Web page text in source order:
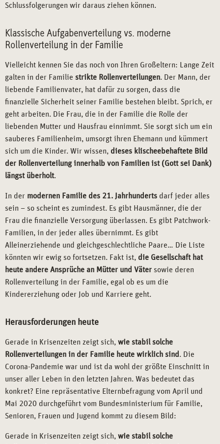
Schlussfolgerungen wir daraus ziehen können.
Klassische Aufgabenverteilung vs. moderne
Rollenverteilung in der Familie
Vielleicht kennen Sie das noch von Ihren Großeltern: Lange Zeit
galten in der Familie strikte Rollenverteilungen. Der Mann, der
liebende Familienvater, hat dafür zu sorgen, dass die
finanzielle Sicherheit seiner Familie bestehen bleibt. Sprich, er
geht arbeiten. Die Frau, die in der Familie die Rolle der
liebenden Mutter und Hausfrau einnimmt. Sie sorgt sich um ein
sauberes Familienheim, umsorgt ihren Ehemann und kümmert
sich um die Kinder. Wir wissen, dieses klischeebehaftete Bild
der Rollenverteilung innerhalb von Familien ist (Gott sei Dank)
längst überholt.
In der modernen Familie des 21. Jahrhunderts darf jeder alles
sein – so scheint es zumindest. Es gibt Hausmänner, die der
Frau die finanzielle Versorgung überlassen. Es gibt Patchwork-
Familien, in der jeder alles übernimmt. Es gibt
Alleinerziehende und gleichgeschlechtliche Paare… Die Liste
könnten wir ewig so fortsetzen. Fakt ist, die Gesellschaft hat
heute andere Ansprüche an Mütter und Väter sowie deren
Rollenverteilung in der Familie, egal ob es um die
Kindererziehung oder Job und Karriere geht.
Herausforderungen heute
Gerade in Krisenzeiten zeigt sich, wie stabil solche
Rollenverteilungen in der Familie heute wirklich sind . Die
Corona-Pandemie war und ist da wohl der größte Einschnitt in
unser aller Leben in den letzten Jahren. Was bedeutet das
konkret? Eine repräsentative Elternbefragung vom April und
Mai 2020 durchgeführt vom Bundesministerium für Familie,
Senioren, Frauen und Jugend kommt zu diesem Bild:
Gerade in Krisenzeiten zeigt sich, wie stabil solche